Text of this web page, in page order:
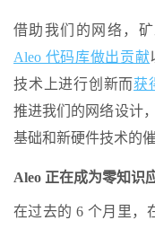
借助我们的网络，
Aleo 代码库做出贡献
技术上进行创新而获
推进我们的网络设计
基础和新硬件技术的催
Aleo 正在成为零知识
在过去的 6 个月里，